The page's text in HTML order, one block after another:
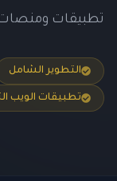
تطبيقات
التطوير الشامل
تطبيقات الويب